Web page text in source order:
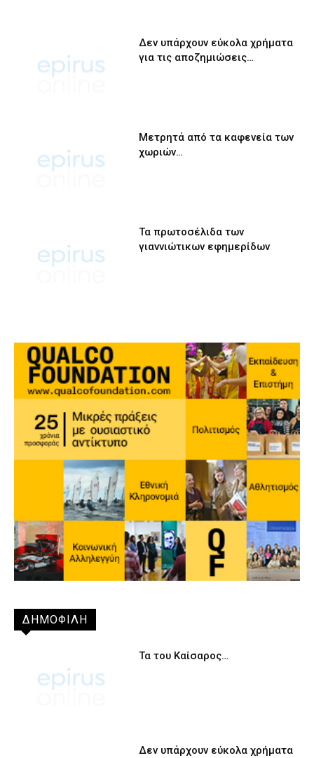
Δεν υπάρχουν εύκολα χρήματα
για τις αποζημιώσεις…
Μετρητά από τα καφενεία των
χωριών…
Τα πρωτοσέλιδα των
γιαννιώτικων εφημερίδων
ΔΗΜΟΦΙΛΗ
Τα του Καίσαρος…
Δεν υπάρχουν εύκολα χρήματα